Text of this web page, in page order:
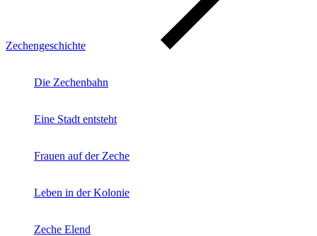
Zechengeschichte
Die Zechenbahn
Eine Stadt entsteht
Frauen auf der Zeche
Leben in der Kolonie
Zeche Elend